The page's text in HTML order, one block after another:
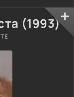
(1993)